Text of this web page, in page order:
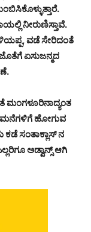
ನೀರುಣಿಸ್ತಾವೆ.
ವಡೆ ಸೇರಿದಂತೆ
ಏಸುಜನ್ಮದ
ಮಂಗಳೂರಿನಾದ್ಯಂತ
ಮನೆಗಳಿಗೆ ಹೋಗುವ
ಕಡೆ ಸಂತಾಕ್ಲಾಸ್ ನ
ಅಡ್ವಾನ್ಸ್ ಆಗಿ